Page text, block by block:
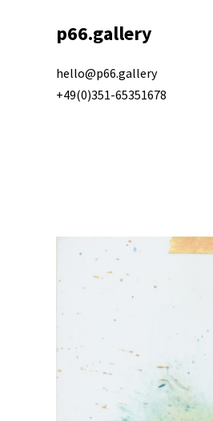
p66.gallery
hello@p66.gallery
+49(0)351-65351678